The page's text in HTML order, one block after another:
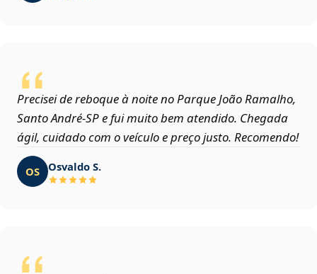
Precisei de reboque à noite no Parque João Ramalho,
Santo André‑SP e fui muito bem atendido. Chegada
ágil, cuidado com o veículo e preço justo. Recomendo!
OS Osvaldo S.